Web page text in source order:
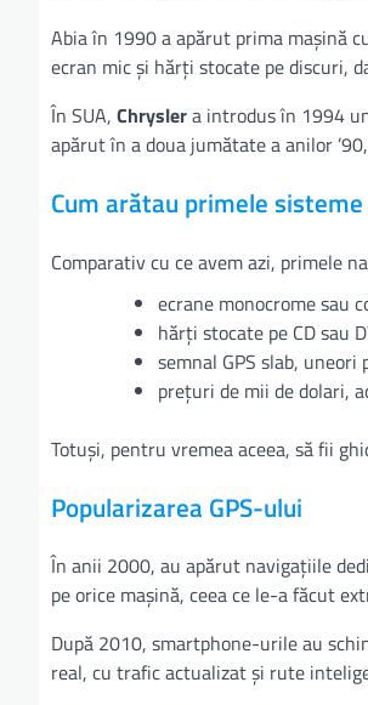
Abia în 1990 a apărut prima mașină
ecran mic și hărți stocate pe discuri,
În SUA, Chryslera introdus în 1994
apărut în a doua jumătate a anilor
Cum arătau primele sisteme
Comparativ cu ce avem azi, primele
ecrane monocrome sau
hărți stocate pe CD sau
semnal GPS slab,
prețuri de mii de dolari,
Totuși, pentru vremea aceea, să fii
Popularizarea GPS-ului
În anii 2000, au apărut navigațiile
pe orice mașină, ceea ce le-a făcut
După 2010, smartphone-urile au
real, cu trafic actualizat și rute